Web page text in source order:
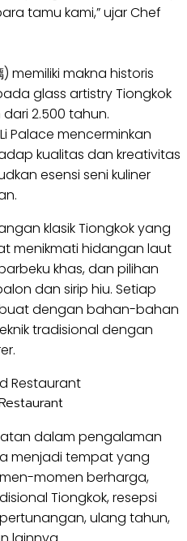
tamu kami,” ujar Chef
) memiliki makna historis
glass artistryTiongkok
2.500 tahun.
Palace mencerminkan
kualitas dan kreativitas
esensi seni kuliner
klasik Tiongkok yang
menikmati hidangan laut
khas, dan pilihan
dan sirip hiu. Setiap
dengan bahan-bahan
tradisional dengan
dalam pengalaman
menjadi tempat yang
momen berharga,
Tiongkok, resepsi
ulang tahun,